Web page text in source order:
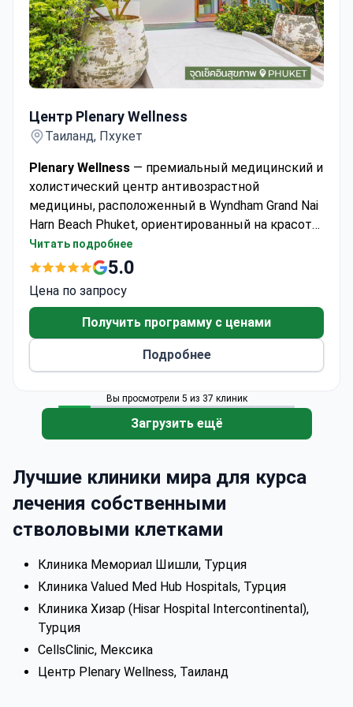
Центр Plenary Wellness
Таиланд, Пхукет
Plenary Wellness — премиальный медицинский и
холистический центр антивозрастной
медицины, расположенный в Wyndham Grand Nai
Harn Beach Phuket, ориентированный на красоту,
здоровье и долголетие. Центр предлагает
современные медицинские эстетические
boosters, стволовые клетки и антивозрастные
терапии, а также холистические программы
оздоровления, такие как детокс, звуковая
терапия, витаминные капельницы и
индивидуальные программы долголетия. Под
руководством сертифицированных врачей и
специалистов по оздоровлению, Plenary
Wellness обеспечивает безопасное и
технологий, одобренных FDA, предоставляя
гостям комплексный опыт омоложения,
объединяющий роскошь, здоровье и отдых в
одном месте.
Читать подробнее
5.0
Цена по запросу
Получить программу с ценами
Подробнее
Вы просмотрели 5 из 37 клиник
Загрузить ещё
Лучшие клиники мира для курса
лечения собственными
стволовыми клетками
Клиника Мемориал Шишли, Турция
Клиника Valued Med Hub Hospitals, Турция
Клиника Хизар (Hisar Hospital Intercontinental),
Турция
CellsClinic, Мексика
Центр Plenary Wellness, Таиланд